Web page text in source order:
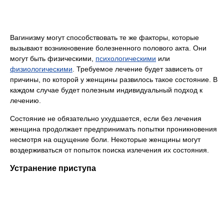
Вагинизму могут способствовать те же факторы, которые
вызывают возникновение болезненного полового акта. Они
могут быть физическими, психологическими или
физиологическими. Требуемое лечение будет зависеть от
причины, по которой у женщины развилось такое состояние. В
каждом случае будет полезным индивидуальный подход к
лечению.
Состояние не обязательно ухудшается, если без лечения
женщина продолжает предпринимать попытки проникновения
несмотря на ощущение боли. Некоторые женщины могут
воздерживаться от попыток поиска излечения их состояния.
Устранение приступа